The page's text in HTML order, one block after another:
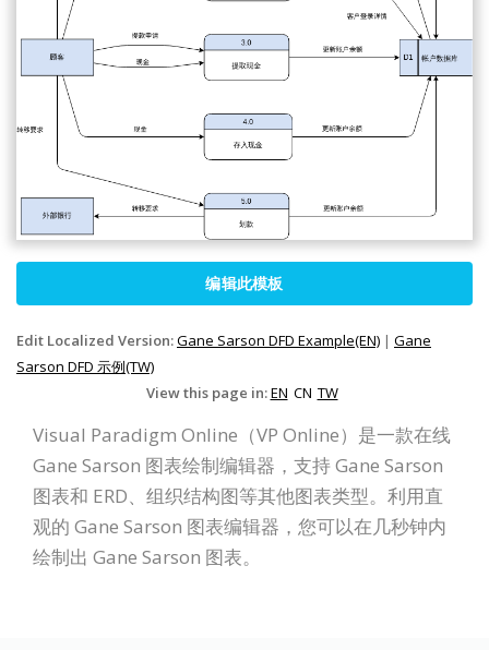
编辑此模板
Edit Localized Version:Gane Sarson DFD Example(EN) | Gane
Sarson DFD 示例(TW)
View this page in:EN CN TW
Visual Paradigm Online（VP Online）是一款在线
Gane Sarson 图表绘制编辑器，支持 Gane Sarson
图表和 ERD、组织结构图等其他图表类型。利用直
观的 Gane Sarson 图表编辑器，您可以在几秒钟内
绘制出 Gane Sarson 图表。